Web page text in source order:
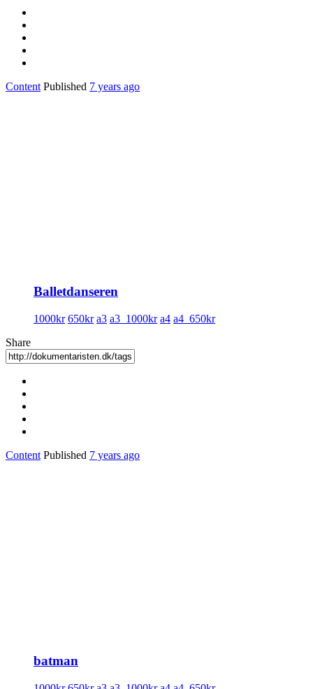
Content Published 7 years ago
Balletdanseren
1000kr 650kr a3 a3_1000kr a4 a4_650kr
Share
Content Published 7 years ago
batman